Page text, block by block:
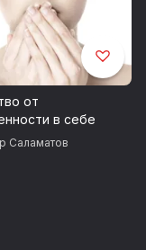
от
в себе
Саламатов